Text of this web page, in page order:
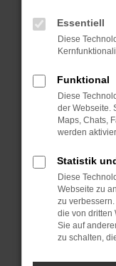
Manche
können das
verhindern.
Fenster?
Starte dein
Das kann
Probleme zu
Stelle
sind.
Veraltete
führen,
Essentiell
Diese
Funktional
Diese
der Webseite.
Maps, Chats,
werden
Statistik
Diese
Webseite zu
zu
die von dritten
Sie auf
zu schalten,